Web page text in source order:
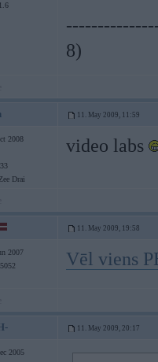
1.6
8)
11. May 2009, 11:59
2008
Zee Drai
video labs
11. May 2009, 19:58
2007
Vēl viens
11. May 2009, 20:17
2005